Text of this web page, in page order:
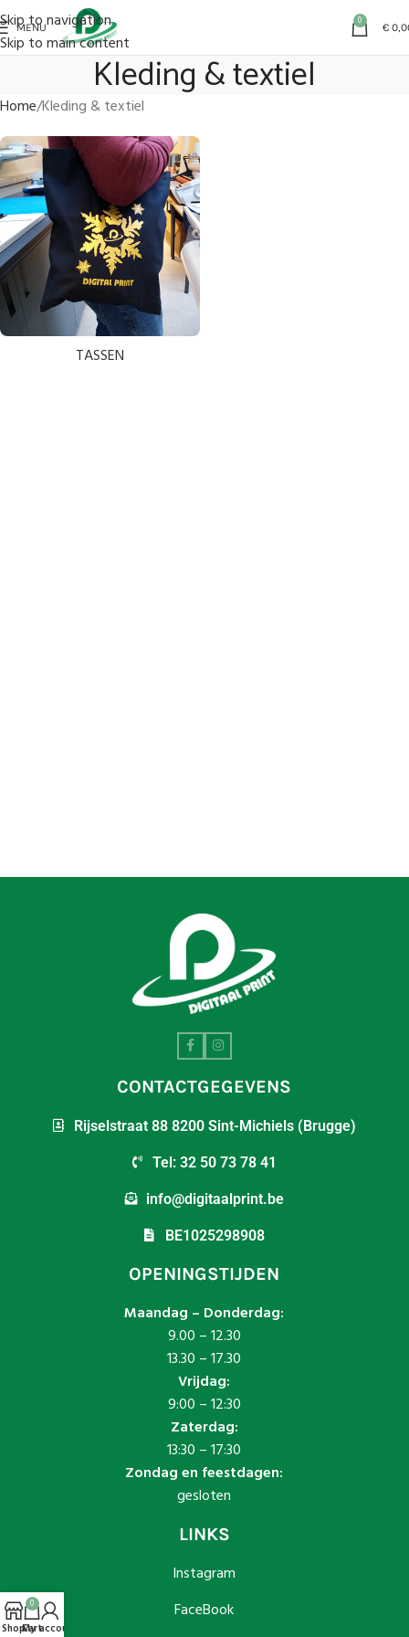
Skip to navigation
Skip to main content
MENU 0 €
Kleding & textiel
Home Kleding & textiel
TASSEN
CONTACTGEGEVENS
Rijselstraat 88 8200 Sint-Michiels (Brugge)
Tel: 32 50 73 78 41
info@digitaalprint.be
BE1025298908
OPENINGSTIJDEN
Maandag – Donderdag:
9.00 – 12.30
13.30 – 17.30
Vrijdag:
9:00 – 12:30
Zaterdag:
13:30 – 17:30
Zondag en feestdagen:
gesloten
LINKS
Instagram
FaceBook
Shop
0
Cart
My account